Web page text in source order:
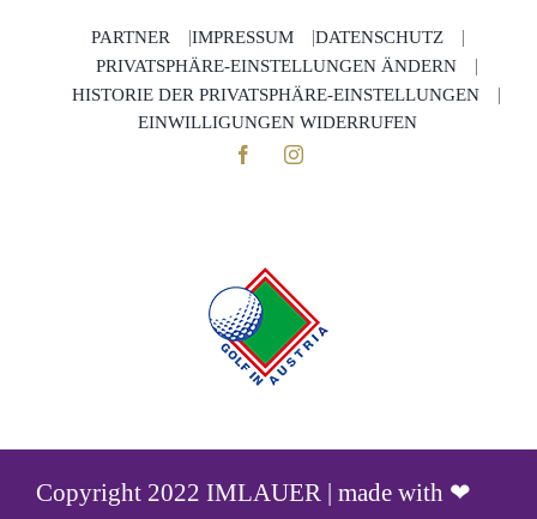
PARTNER IMPRESSUM
DATENSCHUTZ
PRIVATSPHÄRE-EINSTELLUNGEN ÄNDERN
HISTORIE DER PRIVATSPHÄRE-EINSTELLUNGEN
EINWILLIGUNGEN WIDERRUFEN
Copyright 2022 IMLAUER | made with ❤